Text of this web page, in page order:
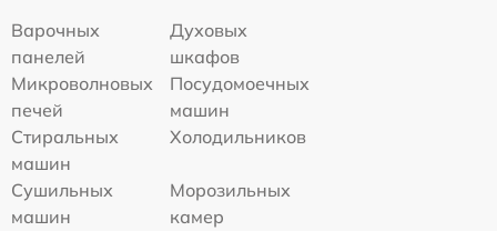
Варочных
панелей
Духовых
шкафов
Микроволновых
печей
Посудомоечных
машин
Стиральных
машин
Холодильников
Сушильных
машин
Морозильных
камер